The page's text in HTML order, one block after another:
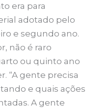
era para
adotado pelo
e segundo ano.
não é raro
ou quinto ano
“A gente precisa
e quais ações
A gente